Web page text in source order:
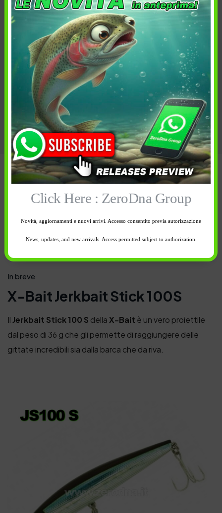
Categoria:
HARDBAIT, PESCA SALTWATER ,
SPINNING
Tag:
FreshWater Hardbait,
Spinning
Descrizione
In breve
X-Bait Jerkbait Stick 100S
IlJerkbait Stick 100 S dellaX-Bait è un vero proiettile
dal peso di 36 g che gli permette di raggiungere delle
gittate incredibili sia dalla barca che da riva.
Click Here : ZeroDna Group
Novità, aggiornamenti e nuovi arrivi. Accesso consentito previa autorizzazione
News, updates, and new arrivals. Access permitted subject to authorization.